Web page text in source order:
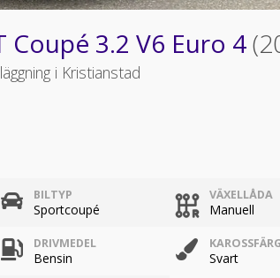
3.2 V6 Euro 4
i Kristianstad
BILTYP
Sportcoupé
VÄXELLÅDA
Manuell
DRIVMEDEL
Bensin
KAROSSFÄRG
Svart